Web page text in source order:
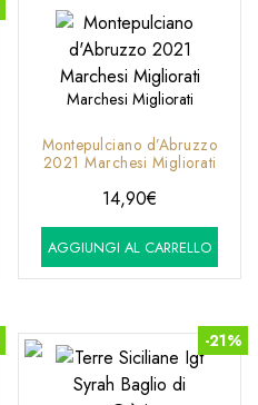
Marchesi Migliorati
Montepulciano d’Abruzzo
2021 Marchesi Migliorati
14,90€
AGGIUNGI AL CARRELLO
-21%